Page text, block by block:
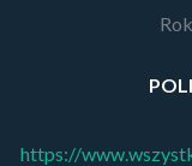
https://